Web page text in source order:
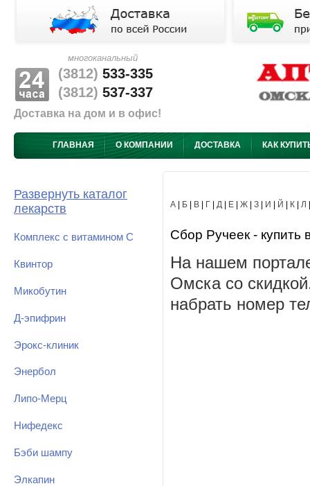
многоканальный
(3812) 533-335
(3812) 537-337
Доставка на дом и в офис!
ГЛАВНАЯ О КОМПАНИИ ДОСТАВКА КАК
Развернуть каталог
лекарств
Комплекс с витамином С
Квинтор
Микобутин
Д-эпифрин
Эрокс-клиник
Энербол
Липо-Мерц
Нифедекс
Бэби шампу
Элкапин
А Б В Г Д Е Ж З И Й К Л
Сбор Ручеек - купить
На нашем
Омска со
набрать номер